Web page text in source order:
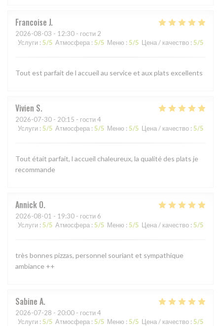
Francoise J
2026-08-03 - 12:30 - гости 2
Услуги : 5/5 Атмосфера : 5/5 Меню : 5/5 Цена / качество : 5/5
Tout est parfait de l accueil au service et aux plats excellents
Vivien S
2026-07-30 - 20:15 - гости 4
Услуги : 5/5 Атмосфера : 5/5 Меню : 5/5 Цена / качество : 5/5
Tout était parfait, l accueil chaleureux, la qualité des plats je
recommande
Annick O
2026-08-01 - 19:30 - гости 6
Услуги : 5/5 Атмосфера : 5/5 Меню : 5/5 Цена / качество : 5/5
très bonnes pizzas, personnel souriant et sympathique
ambiance ++
Sabine A
2026-07-28 - 20:00 - гости 4
Услуги : 5/5 Атмосфера : 5/5 Меню : 5/5 Цена / качество : 5/5